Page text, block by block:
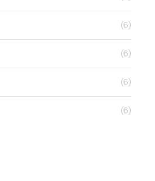
(6)
(6)
(6)
(6)